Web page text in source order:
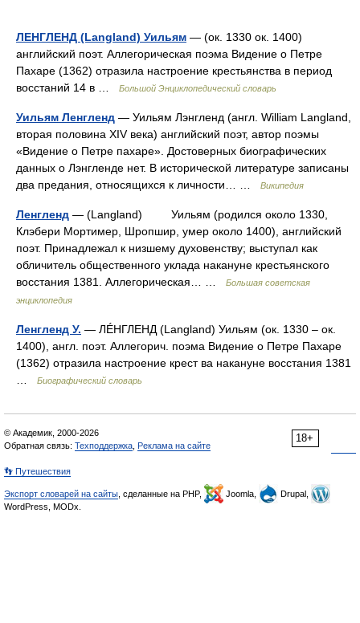
ЛЕНГЛЕНД (Langland) Уильям — (ок. 1330 ок. 1400)
английский поэт. Аллегорическая поэма Видение о Петре
Пахаре (1362) отразила настроение крестьянства в период
восстаний 14 в …
Большой Энциклопедический словарь
Уильям Ленгленд — Уильям Лэнгленд (англ. William Langland,
вторая половина XIV века) английский поэт, автор поэмы
«Видение о Петре пахаре». Достоверных биографических
данных о Лэнгленде нет. В исторической литературе записаны
два предания, относящихся к личности… …
Википедия
Ленгленд — (Langland) Уильям (родился около 1330,
Клэбери Мортимер, Шропшир, умер около 1400), английский
поэт. Принадлежал к низшему духовенству; выступал как
обличитель общественного уклада накануне крестьянского
восстания 1381. Аллегорическая… …
Большая советская
энциклопедия
Ленгленд У. — ЛÉНГЛЕНД (Langland) Уильям (ок. 1330 – ок.
1400), англ. поэт. Аллегорич. поэма Видение о Петре Пахаре
(1362) отразила настроение крест ва накануне восстания 1381
Биографический словарь
18+
© Академик, 2000-2026
Обратная связь: Техподдержка Реклама на сайте
👣 Путешествия
Экспорт словарей на сайты , сделанные на PHP, Joomla,
Drupal,
WordPress, MODx.